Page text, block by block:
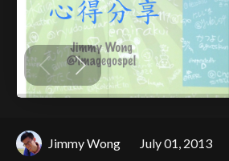
Jimmy Wong July 01, 2013